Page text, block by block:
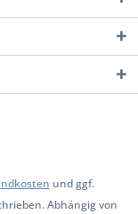
und ggf.
Abhängig von